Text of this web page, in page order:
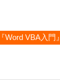
『Word VBA入門』